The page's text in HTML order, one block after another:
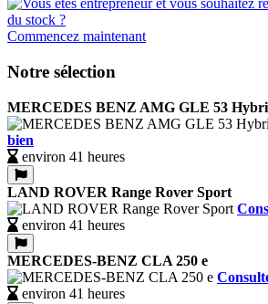
Commencez maintenant
Notre sélection
MERCEDES BENZ AMG GLE 53
bien
environ 41 heures
LAND ROVER Range Rover Sport
environ 41 heures
MERCEDES-BENZ CLA 250 e
environ 41 heures